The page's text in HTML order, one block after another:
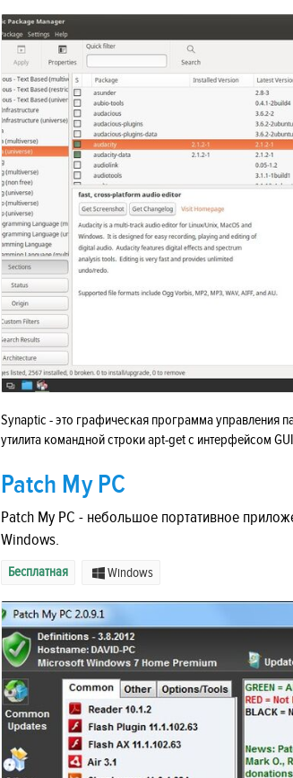
Synaptic - это графическая программа управления
утилита командной строки apt-get с интерфейсом
Patch My PC
Patch My PC - небольшое портативное
Windows.
Бесплатная Windows